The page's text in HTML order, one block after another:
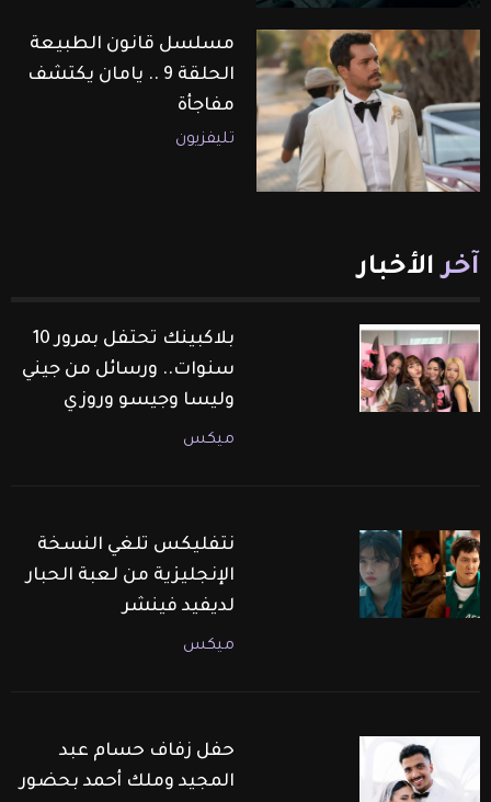
مسلسل قانون الطبيعة
الحلقة 9 .. يامان يكتشف
مفاجأة
تليفزيون
آخر الأخبار
بلاكبينك تحتفل بمرور 10
سنوات.. ورسائل من جيني
وليسا وجيسو وروزي
ميكس
نتفليكس تلغي النسخة
الإنجليزية من لعبة الحبار
لديفيد فينشر
ميكس
حفل زفاف حسام عبد
المجيد وملك أحمد بحضور